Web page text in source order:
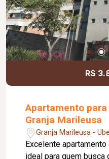
confortável e
crescimento do seu
R$
Apartamento
Granja Marileusa
Granja Marileusa -
Excelente
ideal para quem